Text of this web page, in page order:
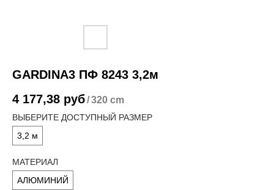
GARDINA3 ПФ 8243 3,2м
4 177,38 руб/320 cm
ВЫБЕРИТЕ ДОСТУПНЫЙ РАЗМЕР
3,2 м
МАТЕРИАЛ
АЛЮМИНИЙ